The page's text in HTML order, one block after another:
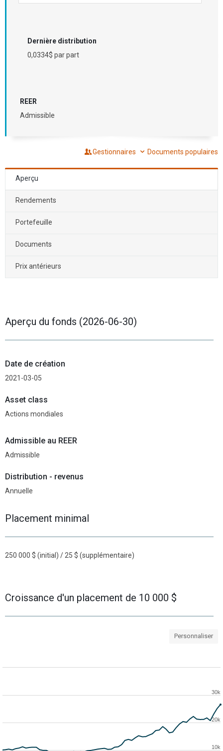
Dernière distribution
0,0334$ par part
REER
Admissible
Gestionnaires Documents populaires
Aperçu
Rendements
Portefeuille
Documents
Prix antérieurs
Aperçu du fonds (2026-06-30)
Date de création
2021-03-05
Asset class
Actions mondiales
Admissible au REER
Admissible
Distribution - revenus
Annuelle
Placement minimal
250 000 $ (initial) / 25 $ (supplémentaire)
Croissance d'un placement de 10 000 $
Personnaliser
10k
20k
30k